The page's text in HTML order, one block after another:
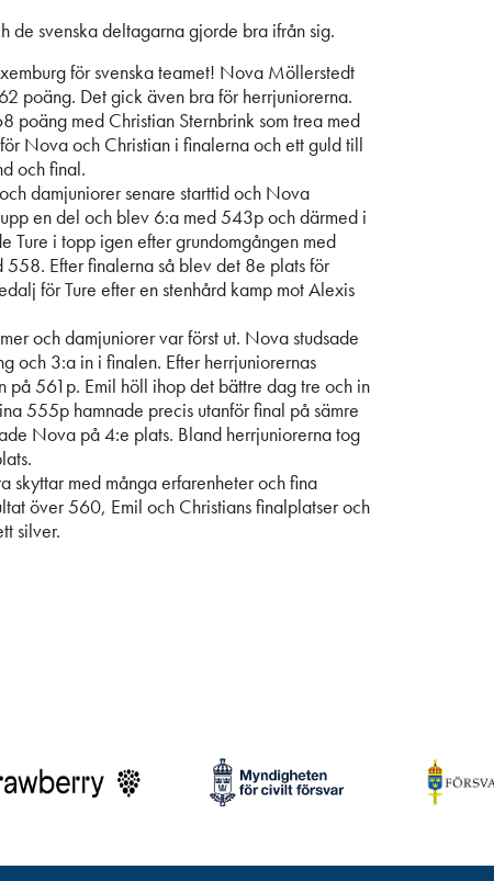
de svenska deltagarna gjorde bra ifrån sig.
för svenska teamet! Nova Möllerstedt
poäng. Det gick även bra för herrjuniorerna.
poäng med Christian Sternbrink som trea med
Nova och Christian i finalerna och ett guld till
och final.
damjuniorer senare starttid och Nova
en del och blev 6:a med 543p och därmed i
Ture i topp igen efter grundomgången med
Efter finalerna så blev det 8e plats för
för Ture efter en stenhård kamp mot Alexis
och damjuniorer var först ut. Nova studsade
och 3:a in i finalen. Efter herrjuniorernas
på 561p. Emil höll ihop det bättre dag tre och in
555p hamnade precis utanför final på sämre
Nova på 4:e plats. Bland herrjuniorerna tog
skyttar med mångaerfarenheter och fina
över 560, Emil och Christians finalplatser och
silver.